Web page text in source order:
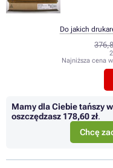
Najniższa cena
Do jakich
Mamy dla Ciebie tańszy
oszczędzasz 178,60 zł.
Chcę